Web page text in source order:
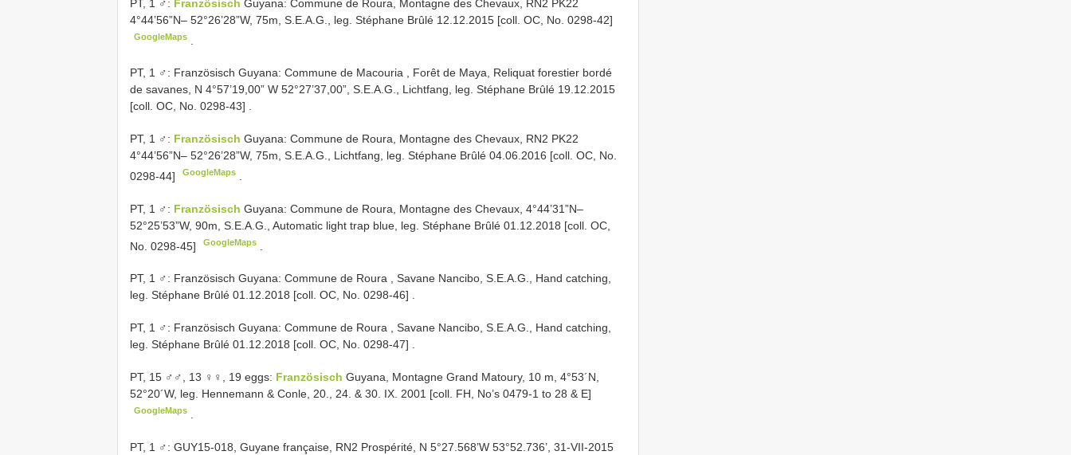
PT, 1 ♂: Französisch Guyana: Commune de Roura, Montagne des Chevaux, RN2 PK22
4°44’56”N– 52°26’28”W, 75m, S.E.A.G., leg. Stéphane Brûlé 12.12.2015 [coll. OC, No. 0298-42]
GoogleMaps
PT, 1 ♂: Französisch Guyana: Commune de Macouria , Forêt de Maya, Reliquat forestier bordé
de savanes, N 4°57’19,00” W 52°27’37,00”, S.E.A.G., Lichtfang, leg. Stéphane Brûlé 19.12.2015
[coll. OC, No. 0298-43]
PT, 1 ♂: Französisch Guyana: Commune de Roura, Montagne des Chevaux, RN2 PK22
4°44’56”N– 52°26’28”W, 75m, S.E.A.G., Lichtfang, leg. Stéphane Brûlé 04.06.2016 [coll. OC, No.
0298-44]
GoogleMaps
PT, 1 ♂: Französisch Guyana: Commune de Roura, Montagne des Chevaux, 4°44’31”N–
52°25’53”W, 90m, S.E.A.G., Automatic light trap blue, leg. Stéphane Brûlé 01.12.2018 [coll. OC,
No. 0298-45]
GoogleMaps
PT, 1 ♂: Französisch Guyana: Commune de Roura , Savane Nancibo, S.E.A.G., Hand catching,
leg. Stéphane Brûlé 01.12.2018 [coll. OC, No. 0298-46] .
PT, 1 ♂: Französisch Guyana: Commune de Roura , Savane Nancibo, S.E.A.G., Hand catching,
leg. Stéphane Brûlé 01.12.2018 [coll. OC, No. 0298-47] .
PT, 15 ♂♂, 13 ♀♀, 19 eggs: Französisch Guyana, Montagne Grand Matoury, 10 m, 4°53´N,
52°20´W, leg. Hennemann & Conle, 20., 24. & 30. IX. 2001 [coll. FH, No’s 0479-1 to 28 & E]
GoogleMaps
PT, 1 ♂: GUY15-018, Guyane française, RN2 Prospérité, N 5°27.568’W 53°52.736’, 31-VII-2015